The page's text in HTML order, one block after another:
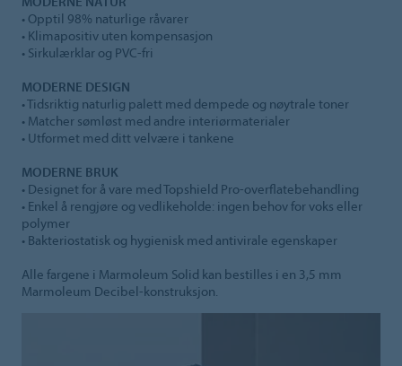
• Opptil 98% naturlige råvarer
• Klimapositiv uten kompensasjon
• Sirkulærklar og PVC-fri
MODERNE DESIGN
• Tidsriktig naturlig palett med dempede og nøytrale toner
• Matcher sømløst med andre interiørmaterialer
• Utformet med ditt velvære i tankene
MODERNE BRUK
• Designet for å vare med Topshield Pro-overflatebehandling
• Enkel å rengjøre og vedlikeholde: ingen behov for voks eller
polymer
• Bakteriostatisk og hygienisk med antivirale egenskaper
Alle fargene i Marmoleum Solid kan bestilles i en 3,5 mm
Marmoleum Decibel-konstruksjon.